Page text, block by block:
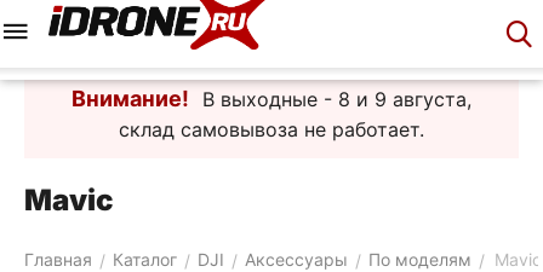
Внимание!
В выходные - 8 и 9 августа,
склад самовывоза не работает.
Mavic
Главная / Каталог / DJI / Аксессуары / По моделям / Mavic
Корзина